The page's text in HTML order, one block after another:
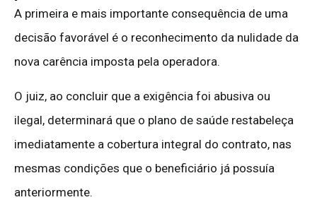
A primeira e mais importante consequência de uma
decisão favorável é o reconhecimento da nulidade da
nova carência imposta pela operadora.
O juiz, ao concluir que a exigência foi abusiva ou
ilegal, determinará que o plano de saúde restabeleça
imediatamente a cobertura integral do contrato, nas
mesmas condições que o beneficiário já possuía
anteriormente.